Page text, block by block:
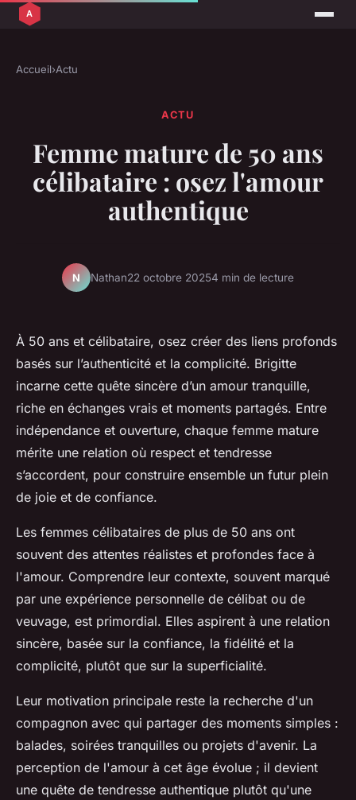
Accueil›Actu
ACTU
Femme mature de 50 ans
célibataire : osez l'amour
authentique
N Nathan22 octobre 20254 min de lecture
À 50 ans et célibataire, osez créer des liens profonds
basés sur l’authenticité et la complicité. Brigitte
incarne cette quête sincère d’un amour tranquille,
riche en échanges vrais et moments partagés. Entre
indépendance et ouverture, chaque femme mature
mérite une relation où respect et tendresse
s’accordent, pour construire ensemble un futur plein
de joie et de confiance.
Les femmes célibataires de plus de 50 ans ont
souvent des attentes réalistes et profondes face à
l'amour. Comprendre leur contexte, souvent marqué
par une expérience personnelle de célibat ou de
veuvage, est primordial. Elles aspirent à une relation
sincère, basée sur la confiance, la fidélité et la
complicité, plutôt que sur la superficialité.
Leur motivation principale reste la recherche d'un
compagnon avec qui partager des moments simples :
balades, soirées tranquilles ou projets d'avenir. La
perception de l'amour à cet âge évolue ; il devient
une quête de tendresse authentique plutôt qu'une